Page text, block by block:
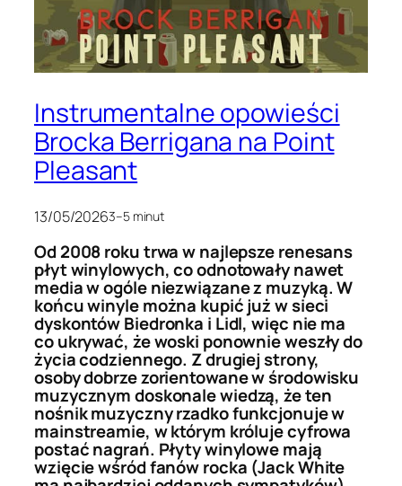
Instrumentalne opowieści
Brocka Berrigana na Point
Pleasant
13/05/20263–5 minut
Od 2008 roku trwa w najlepsze renesans
płyt winylowych, co odnotowały nawet
media w ogóle niezwiązane z muzyką. W
końcu winyle można kupić już w sieci
dyskontów Biedronka i Lidl, więc nie ma
co ukrywać, że woski ponownie weszły do
życia codziennego. Z drugiej strony,
osoby dobrze zorientowane w środowisku
muzycznym doskonale wiedzą, że ten
nośnik muzyczny rzadko funkcjonuje w
mainstreamie, w którym króluje cyfrowa
postać nagrań. Płyty winylowe mają
wzięcie wśród fanów rocka (Jack White